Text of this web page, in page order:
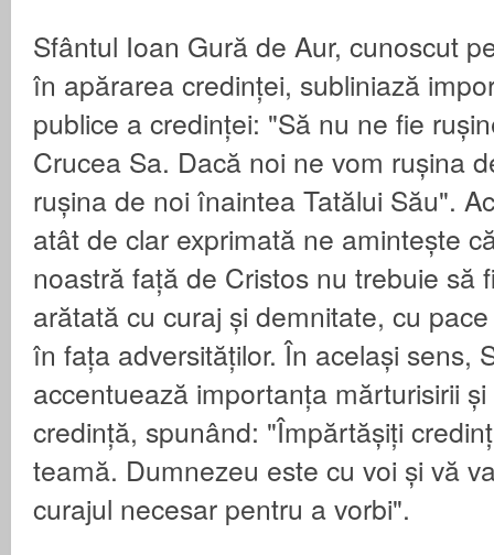
Sfântul Ioan Gură de Aur, cunoscut
în apărarea credinței, subliniază
publice a credinței: "Să nu ne fie
Crucea Sa. Dacă noi ne vom rușina
rușina de noi înaintea Tatălui Său".
atât de clar exprimată ne amintește
noastră față de Cristos nu trebuie să
arătată cu curaj și demnitate, cu
în fața adversităților. În același sens,
accentuează importanța mărturisirii
credință, spunând: "Împărtășiți
teamă. Dumnezeu este cu voi și vă
curajul necesar pentru a vorbi".